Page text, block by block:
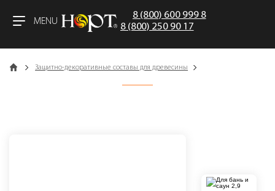
MENU
8 (800) 600 999 8
8 (800) 250 90 17
Catalog Защитно-декоративные составы для древесины